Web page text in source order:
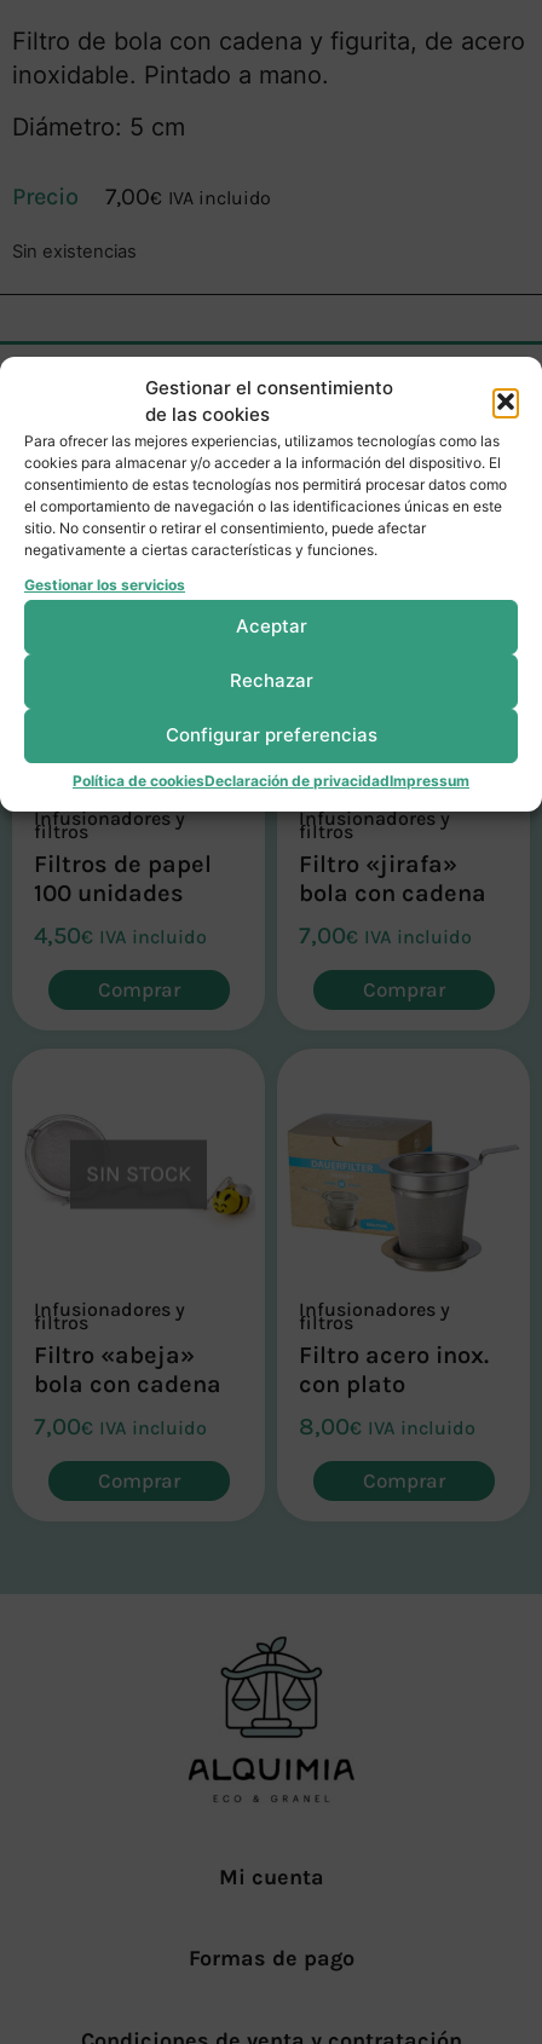
Gestionar el consentimiento
de las cookies
Para ofrecer las mejores experiencias, utilizamos tecnologías como las
cookies para almacenar y/o acceder a la información del dispositivo. El
consentimiento de estas tecnologías nos permitirá procesar datos como
el comportamiento de navegación o las identificaciones únicas en este
sitio. No consentir o retirar el consentimiento, puede afectar
negativamente a ciertas características y funciones.
Gestionar los servicios
Aceptar
Rechazar
Configurar preferencias
Política de cookiesDeclaración de privacidadImpressum
Filtro de bola con cadena y figurita, de acero
inoxidable. Pintado a mano.
Diámetro: 5 cm
7,00€ IVA incluido
Sin existencias
Productos relacionados
Infusionadores y
filtros
Filtros de papel
100 unidades
4,50€ IVA incluido
Comprar
Infusionadores y
filtros
Filtro «jirafa»
bola con cadena
7,00€ IVA incluido
Comprar
SIN STOCK
Infusionadores y
filtros
Filtro «abeja»
bola con cadena
7,00€ IVA incluido
Comprar
Infusionadores y
filtros
Filtro acero inox.
con plato
8,00€ IVA incluido
Comprar
Mi cuenta
Formas de pago